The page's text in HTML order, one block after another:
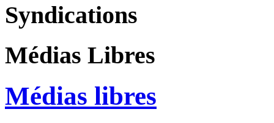
Syndications
Médias Libres
Médias libres